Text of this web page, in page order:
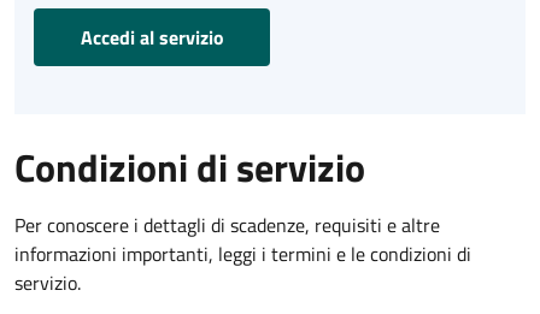
Accedi al servizio
Condizioni di servizio
Per conoscere i dettagli di scadenze, requisiti e altre
informazioni importanti, leggi i termini e le condizioni di
servizio.